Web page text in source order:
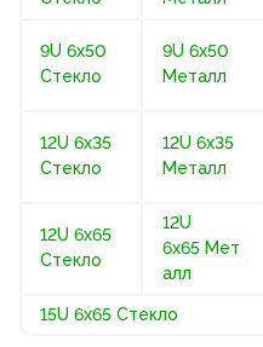
9U 6x50
Стекло
9U 6x50
Металл
12U 6x35
Стекло
12U 6x35
Металл
12U 6x65
Стекло
12U
6x65 Мет
алл
15U 6x65 Стекло